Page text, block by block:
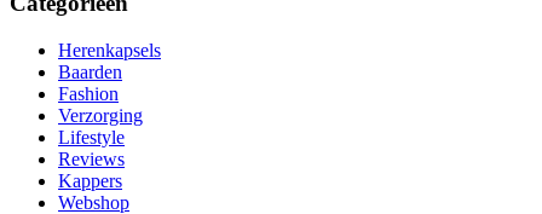
Herenkapsels
Baarden
Fashion
Verzorging
Lifestyle
Reviews
Kappers
Webshop